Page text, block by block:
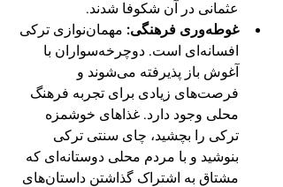
عثمانی در آن شکوفا شدند.
غوطه‌وری فرهنگی:
مهمان‌نوازی ترکی
افسانه‌ای است. دوچرخه‌سواران با
آغوش باز پذیرفته می‌شوند و
فرصت‌های زیادی برای تجربه فرهنگ
محلی وجود دارد. غذاهای خوشمزه
ترکی را بچشید، چای سنتی ترکی
بنوشید و با مردم محلی دوستانه‌ای که
مشتاق به اشتراک گذاشتن داستان‌های